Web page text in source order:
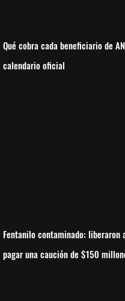
Qué cobra cada beneficiario de
calendario oficial
Fentanilo contaminado: liberaron
pagar una caución de $150